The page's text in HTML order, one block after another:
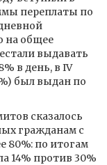
переплаты по
на общее
выдавать
в день, в IV
был выдан по
сказалось
гражданам с
80%: по итогам
14% против 30%